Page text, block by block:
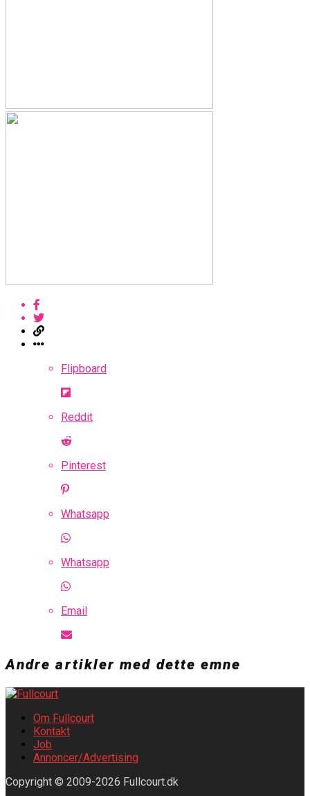
Flipboard
Reddit
Pinterest
Whatsapp
Whatsapp
Email
Andre artikler med dette emne
Om Fullcourt
Kontakt
Job
Annoncer/Advertising
Copyright © 2009-2026 Fullcourt.dk